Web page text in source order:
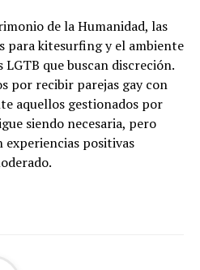
de la Humanidad, las
para kitesurfing y el ambiente
que buscan discreción.
por recibir parejas gay con
aquellos gestionados por
siendo necesaria, pero
positivas